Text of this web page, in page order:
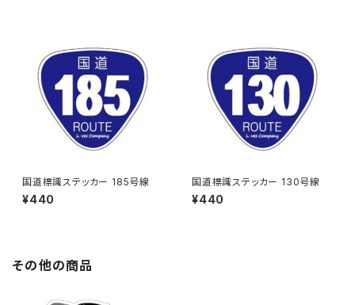
国道標識ステッカー 185号線
¥440
国道標識ステッカー 130号線
¥440
その他の商品